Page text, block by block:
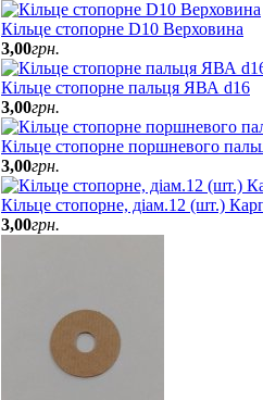
Кільце стопорне D10 Верховина
3,00грн.
Кільце стопорне пальця ЯВА d16
3,00грн.
Кільце стопорне поршневого
3,00грн.
Кільце стопорне, діам.12 (шт.)
3,00грн.